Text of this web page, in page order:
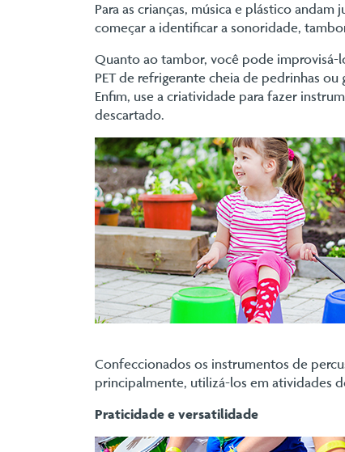
Para as crianças, música e plástico
começar a identificar a sonoridade,
Quanto ao tambor, você pode improvisá-
PET de refrigerante cheia de pedrinhas
Enfim, use a criatividade para fazer
descartado.
Confeccionados os instrumentos de
principalmente, utilizá-los em atividades
Praticidade e versatilidade